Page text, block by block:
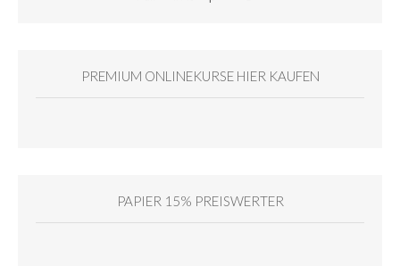
PREMIUM ONLINEKURSE HIER KAUFEN
PAPIER 15% PREISWERTER